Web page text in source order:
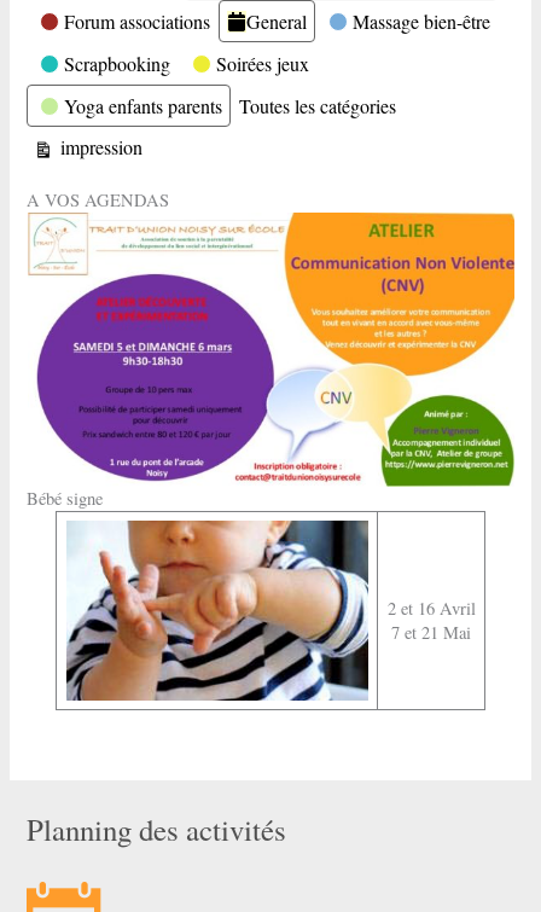
Forum associations
General
Massage bien-être
Scrapbooking
Soirées jeux
Yoga enfants parents
Toutes les catégories
Vue
impression
A VOS AGENDAS
Bébé signe
2 et 16 Avril
7 et 21 Mai
Planning des activités